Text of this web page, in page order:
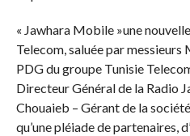
« Jawhara Mobile »une
Telecom, saluée par messieurs
PDG du groupe Tunisie
Directeur Général de la Radio
Chouaieb – Gérant de la
qu’une pléiade de partenaires,